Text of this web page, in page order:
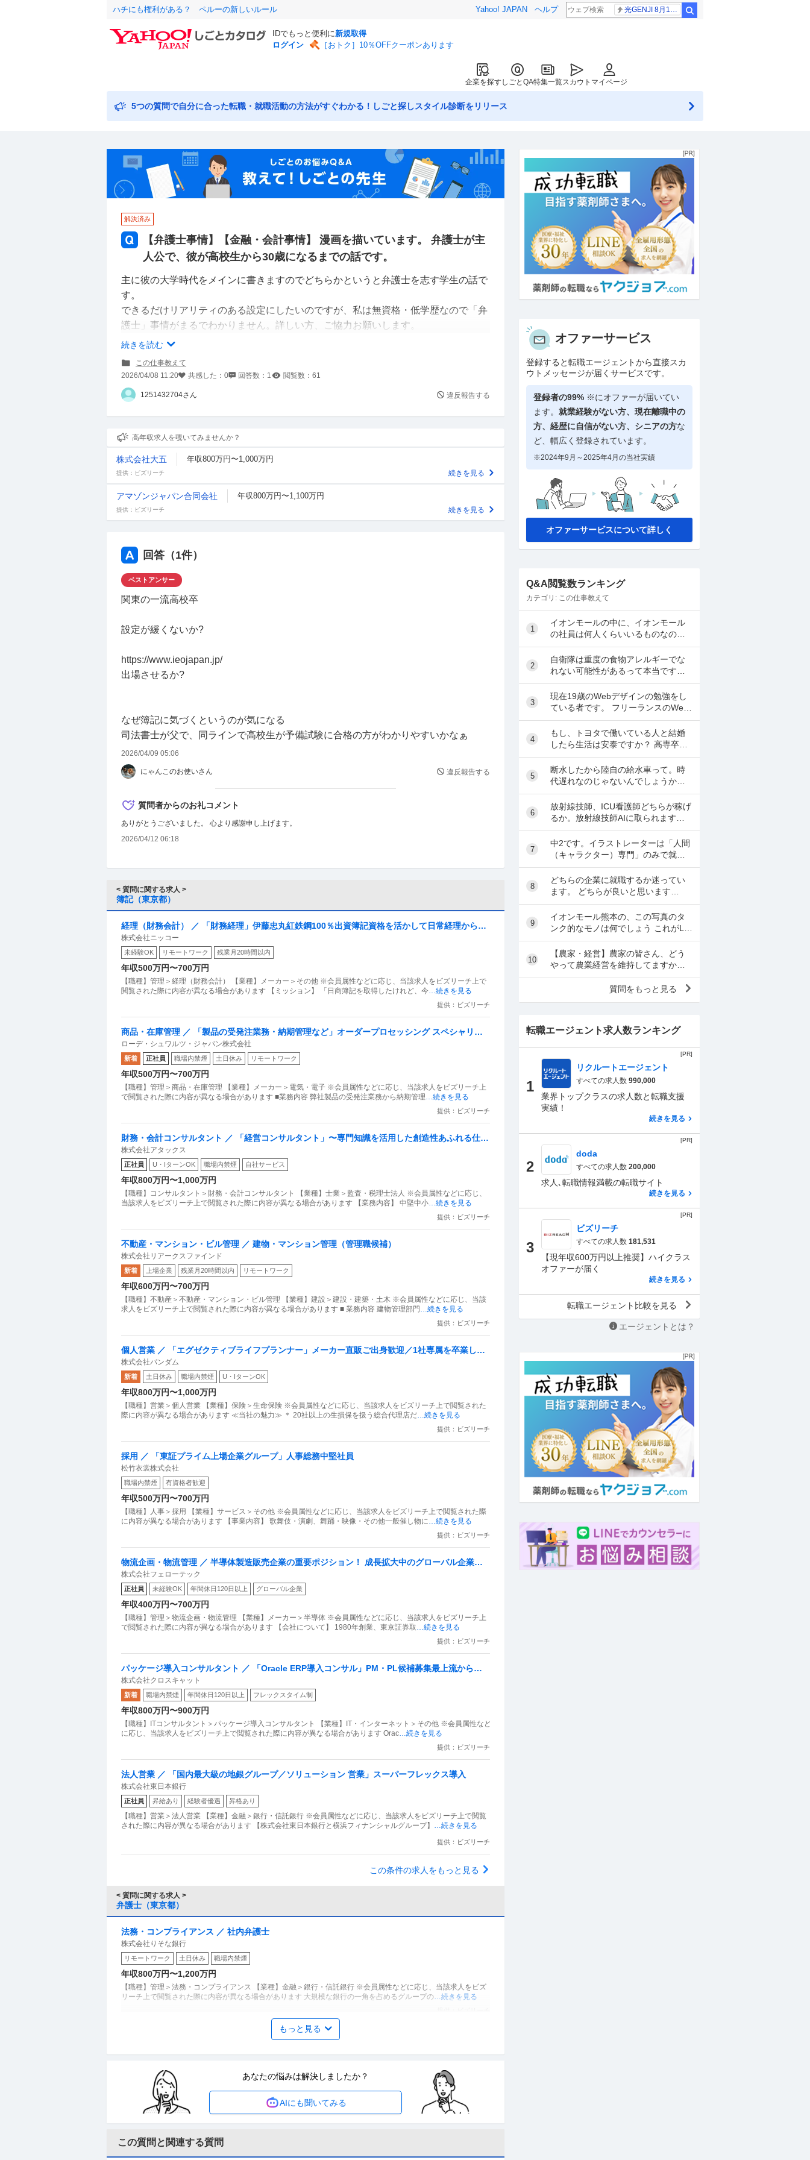
ハチにも権利がある？ ペルーの新しいルール Yahoo! JAPAN ヘルプ
IDでもっと便利に新規取得
ログイン
［おトク］10％OFFクーポンあります
企業を探すしごとQA特集一覧スカウト マイページ
5つの質問で自分に合った転職・就職活動の方法がすぐわかる！しごと探しスタイル診断をリリース
解決済み
【弁護士事情】【金融・会計事情】 漫画を描いています。 弁護士が主
人公で、彼が高校生から30歳になるまでの話です。
主に彼の大学時代をメインに書きますのでどちらかというと弁護士を志す学生の話で
す。
できるだけリアリティのある設定にしたいのですが、私は無資格・低学歴なので「弁
護士」事情がまるでわかりません。詳しい方、ご協力お願いします。
① 主人公は国際法律事務所のパートナー弁護士。
日本での仕事、ロシアの大富豪の審査管理等をしている。
優秀な弁護士で、法律はもちろん。金融、会計、ITに詳しい。
② 主人公の学歴
関東の一流高校卒
→東京大学文Ⅱに落ちる
→早稲田大学政治経済学部に進学
→在学中、大学2年生時に予備試験に合格
→その半年後に司法試験に合格
受けて、金融や会計学にも興味を持つ。そのため弁護士志望だが、あえて文Ⅱや政経
学部を受験する。
③ 主人公の金融や会計学にも深い知見がある、高校時代から法律と金融に興味があ
高校時代、大学時代に簿記検定を取るというのはどうでしょうか？
④ 主人公の役職と海外進出。↓はありえますか？
す。
→コロンビア法科大学院
→普段は東京で働いている。たまに欧米との取引をする。
ニューヨークでの金融訴訟を契機にロシアの大富豪に評価され、ブレーンになる。
⑤ 主人公の実家
全く裕福ではない家庭出身。しかしとても貧困というわけでもない。
子供時代より、主人公は法律の素晴らしさを教えられ、正直にまっすぐに生きること
慶應でなく早稲田にしたのは、庶民の秀才、苦労人感を出したいからです。
お読みいただきありがとうございました。よろしくお願いいたします。
続きを読む
この仕事教えて
2026/04/08 11:20
共感した： 0 回答数： 1 閲覧数： 61
1251432704さん 違反報告する
高年収求人を覗いてみませんか？
株式会社大五 年収800万円〜1,000万円
提供：ビズリーチ 続きを見る
アマゾンジャパン合同会社 年収800万円〜1,100万円
提供：ビズリーチ 続きを見る
回答（1件）
ベストアンサー
関東の一流高校卒
設定が緩くないか?
https://www.ieojapan.jp/
出場させるか?
なぜ簿記に気づくというのが気になる
司法書士が父で、同ラインで高校生が予備試験に合格の方がわかりやすいかなぁ
2026/04/09 05:06
にゃんこのお使いさん 違反報告する
質問者からのお礼コメント
ありがとうございました。 心より感謝申し上げます。
2026/04/12 06:18
< 質問に関する求人 >
簿記（東京都）
経理（財務会計） ／ 「財務経理」伊藤忠丸紅鉄鋼100％出資簿記資格を活かして日常経理から
「連結決算・税務」までじっくり育つ／チーム体制／残業10h
株式会社ニッコー
未経験OK リモートワーク 残業月20時間以内
年収500万円〜700万円
【職種】管理＞経理（財務会計） 【業種】メーカー＞その他 ※会員属性などに応じ、当該求人をビズリーチ上で
閲覧された際に内容が異なる場合があります 【ミッション】 「日商簿記を取得したけれど、今…続きを見る
提供：ビズリーチ
商品・在庫管理 ／ 「製品の受発注業務・納期管理など」オーダープロセッシング スペシャリス
ト
ローデ・シュワルツ・ジャパン株式会社
新着 正社員 職場内禁煙 土日休み リモートワーク
年収500万円〜700万円
【職種】管理＞商品・在庫管理 【業種】メーカー＞電気・電子 ※会員属性などに応じ、当該求人をビズリーチ上
で閲覧された際に内容が異なる場合があります ■業務内容 弊社製品の受発注業務から納期管理…続きを見る
提供：ビズリーチ
財務・会計コンサルタント ／ 「経営コンサルタント」〜専門知識を活用した創造性あふれる仕事
を〜
株式会社アタックス
正社員 U・IターンOK 職場内禁煙 自社サービス
年収800万円〜1,000万円
【職種】コンサルタント＞財務・会計コンサルタント 【業種】士業＞監査・税理士法人 ※会員属性などに応じ、
当該求人をビズリーチ上で閲覧された際に内容が異なる場合があります 【業務内容】 中堅中小…続きを見る
提供：ビズリーチ
不動産・マンション・ビル管理 ／ 建物・マンション管理（管理職候補）
株式会社リアークスファインド
新着 上場企業 残業月20時間以内 リモートワーク
年収600万円〜700万円
【職種】不動産＞不動産・マンション・ビル管理 【業種】建設＞建設・建築・土木 ※会員属性などに応じ、当該
求人をビズリーチ上で閲覧された際に内容が異なる場合があります ■ 業務内容 建物管理部門 …続きを見る
提供：ビズリーチ
個人営業 ／ 「エグゼクティブライフプランナー」メーカー直販ご出身歓迎／1社専属を卒業しさ
らに稼ぐ／20社以上の提案レンジ／固定給oインセン選択可
株式会社パンダム
新着 土日休み 職場内禁煙 U・IターンOK
年収800万円〜1,000万円
【職種】営業＞個人営業 【業種】保険＞生命保険 ※会員属性などに応じ、当該求人をビズリーチ上で閲覧された
際に内容が異なる場合があります ≪当社の魅力≫ ＊ 20社以上の生損保を扱う総合代理店だ…続きを見る
提供：ビズリーチ
採用 ／ 「東証プライム上場企業グループ」人事総務中堅社員
松竹衣裳株式会社
職場内禁煙 有資格者歓迎
年収500万円〜700万円
【職種】人事＞採用 【業種】サービス＞その他 ※会員属性などに応じ、当該求人をビズリーチ上で閲覧された際
に内容が異なる場合があります 【事業内容】 歌舞伎・演劇、舞踊・映像・その他一般催し物に…続きを見る
提供：ビズリーチ
物流企画・物流管理 ／ 半導体製造販売企業の重要ポジション！ 成長拡大中のグローバル企業で
購買担当を募集！
株式会社フェローテック
正社員 未経験OK 年間休日120日以上 グローバル企業
年収400万円〜700万円
【職種】管理＞物流企画・物流管理 【業種】メーカー＞半導体 ※会員属性などに応じ、当該求人をビズリーチ上
で閲覧された際に内容が異なる場合があります 【会社について】 1980年創業、東京証券取…続きを見る
提供：ビズリーチ
パッケージ導入コンサルタント ／ 「Oracle ERP導入コンサル」PM・PL候補募集最上流から導
入まで一貫して担当フレックス・リモート可／年休122日
株式会社クロスキャット
新着 職場内禁煙 年間休日120日以上 フレックスタイム制
年収800万円〜900万円
【職種】ITコンサルタント＞パッケージ導入コンサルタント 【業種】IT・インターネット＞その他 ※会員属性など
に応じ、当該求人をビズリーチ上で閲覧された際に内容が異なる場合があります Orac…続きを見る
提供：ビズリーチ
法人営業 ／ 「国内最大級の地銀グループ／ソリューション 営業」スーパーフレックス導入
株式会社東日本銀行
正社員 昇給あり 経験者優遇 昇格あり
【職種】営業＞法人営業 【業種】金融＞銀行・信託銀行 ※会員属性などに応じ、当該求人をビズリーチ上で閲覧
された際に内容が異なる場合があります 【株式会社東日本銀行と横浜フィナンシャルグループ】 …続きを見る
提供：ビズリーチ
この条件の求人をもっと見る
< 質問に関する求人 >
弁護士（東京都）
法務・コンプライアンス ／ 社内弁護士
株式会社りそな銀行
リモートワーク 土日休み 職場内禁煙
年収800万円〜1,200万円
【職種】管理＞法務・コンプライアンス 【業種】金融＞銀行・信託銀行 ※会員属性などに応じ、当該求人をビズ
リーチ上で閲覧された際に内容が異なる場合があります 大規模な銀行の一角を占めるグループの…続きを見る
秘書 ／ 「弁護士秘書」書面作成補助担当「経験者」募集
年収500万円〜700万円
【職種】管理＞秘書 【業種】士業＞法律事務所 ※会員属性などに応じ、当該求人をビズリーチ上で閲覧された際
に内容が異なる場合があります 【仕事内容】 私たちAI-EI法律事務所は、2019年に代
…続きを見る
個人営業 ／ 「リテール／相続関連顧客営業」
三菱UFJ信託銀行株式会社
もっと見る
あなたの悩みは解決しましたか？
AIにも聞いてみる
この質問と関連する質問
オファーサービス
登録すると転職エージェントから直接スカ
ウトメッセージが届くサービスです。
登録者の99% ※にオファーが届いてい
ます。 就業経験がない方、現在離職中の
方、 経歴に自信がない方、シニアの方な
ど、幅広く登録されています。
※2024年9月～2025年4月の当社実績
オファーサービスについて詳しく
Q&A閲覧数ランキング
カテゴリ: この仕事教えて
1
イオンモールの中に、イオンモール
の社員は何人くらいいるものなので
しょうか？何十人とかのレベルです
かね？全体の2、3%くらいですか
ね？ 地震があった時は、屋...
2
自衛隊は重度の食物アレルギーでな
れない可能性があるって本当です
か？どのくらい重かったダメとかあ
りますか？警察、海保、消防など他
の公安職も同じですか？
3
現在19歳のWebデザインの勉強をし
ている者です。 フリーランスのWeb
デザイナーになるためには、どんな
スキルが必要なのでしょうか？ figma
はもうある...
4
もし、トヨタで働いている人と結婚
したら生活は安泰ですか？ 高専卒の
多分、生産技術系です。 子供を産ん
だ後は、専業主婦かパートで働きた
いです。 トヨタの人と...
5
断水したから陸自の給水車って。時
代遅れなのじゃないんでしょうか
ね。2Lペットボトルをトラックに満
載してそれを一本づつ配ったら炎熱
の中で長い行列をしなくてい...
6
放射線技師、ICU看護師どちらが稼げ
るか。放射線技師AIに取られますか
ね？
7
中2です。イラストレーターは「人間
（キャラクター）専門」のみで就職
するのは難しいですか？ 閲覧ありが
とうございます。中学2年生の女子で
す。最近学校の課題で...
8
どちらの企業に就職するか迷ってい
ます。 どちらが良いと思います
か？？ A社 ・大手メーカー、技術系
・ゆるふわホワイト企業 ・給料は大
手の平均的くらい...
9
イオンモール熊本の、この写真のタ
ンク的なモノは何でしょう これがLP
ガスのタンクなんでしょうか？ だと
したら、とんでもない量ですが。 微
妙に隠してるのが、...
10
【農家・経営】農家の皆さん、どう
やって農業経営を維持してますか？
ここ数年だけでも、農業資材や肥料
の高騰、物流や人件費の高騰、とく
質問をもっと見る
転職エージェント求人数ランキング
[PR]
1
リクルートエージェント
すべての求人数 990,000
業界トップクラスの求人数と転職支援
実績！
続きを見る
[PR]
2
doda
すべての求人数 200,000
求人､転職情報満載の転職サイト
続きを見る
[PR]
3
ビズリーチ
すべての求人数 181,531
【現年収600万円以上推奨】ハイクラス
オファーが届く
続きを見る
転職エージェント比較を見る
エージェントとは？